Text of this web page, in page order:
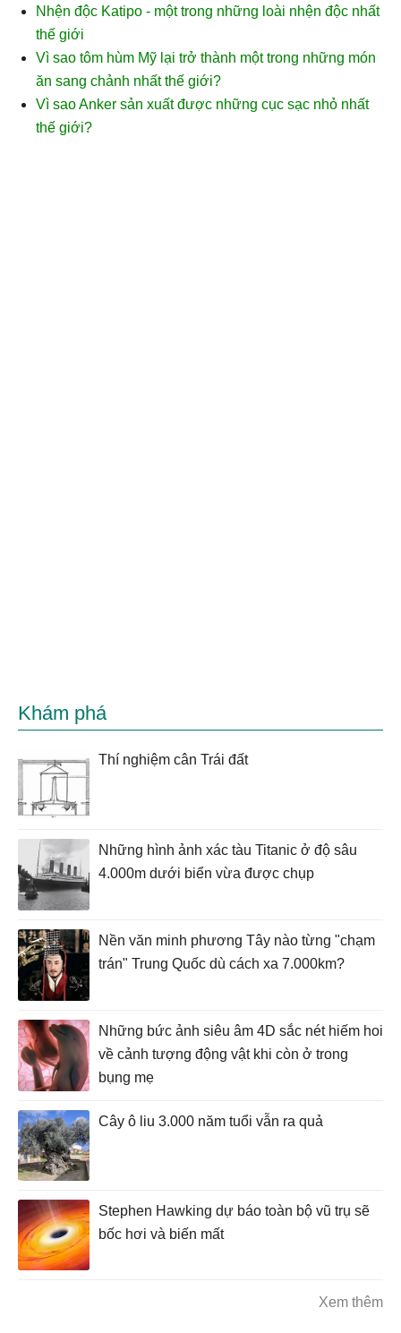
Nhện độc Katipo - một trong những loài nhện độc nhất
thế giới
Vì sao tôm hùm Mỹ lại trở thành một trong những món
ăn sang chảnh nhất thế giới?
Vì sao Anker sản xuất được những cục sạc nhỏ nhất
thế giới?
Khám phá
Thí nghiệm cân Trái đất
Những hình ảnh xác tàu Titanic ở độ sâu
4.000m dưới biển vừa được chụp
Nền văn minh phương Tây nào từng "chạm
trán" Trung Quốc dù cách xa 7.000km?
Những bức ảnh siêu âm 4D sắc nét hiếm hoi
về cảnh tượng động vật khi còn ở trong
bụng mẹ
Cây ô liu 3.000 năm tuổi vẫn ra quả
Stephen Hawking dự báo toàn bộ vũ trụ sẽ
bốc hơi và biến mất
Xem thêm